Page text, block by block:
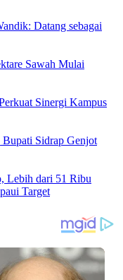
Datang sebagai
Sawah Mulai
Sinergi Kampus
Bupati Sidrap Genjot
Lebih dari 51 Ribu
Target